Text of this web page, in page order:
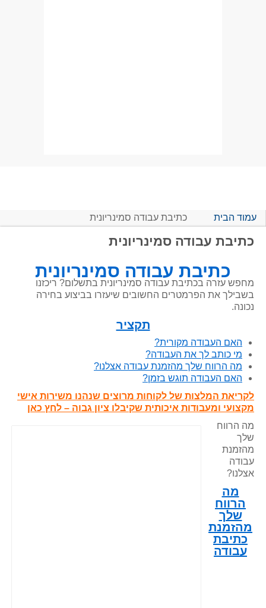
עמוד הבית כתיבת עבודה סמינריונית
כתיבת עבודה סמינריונית
כתיבת עבודה סמינריונית
מחפש עזרה בכתיבת עבודה סמינריונית בתשלום? ריכזנו
בשבילך את הפרמטרים החשובים שיעזרו בביצוע בחירה
נכונה.
תקציר
האם העבודה מקורית?
מי כותב לך את העבודה?
מה הרווח שלך מהזמנת עבודה אצלנו?
האם העבודה תוגש בזמן?
לקריאת המלצות של לקוחות מרוצים שנהנו משירות אישי
מקצועי ומעבודות איכותית שקיבלו ציון גבוה – לחץ כאן
מה הרווח
שלך
מהזמנת
עבודה
אצלנו?
מה
הרווח
שלך
מהזמנת
כתיבת
עבודה